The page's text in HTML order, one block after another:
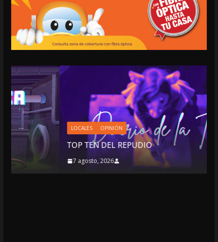
LOCALES OPINIÓN
TOP TEN DEL REPUDIO
7 agosto, 2026